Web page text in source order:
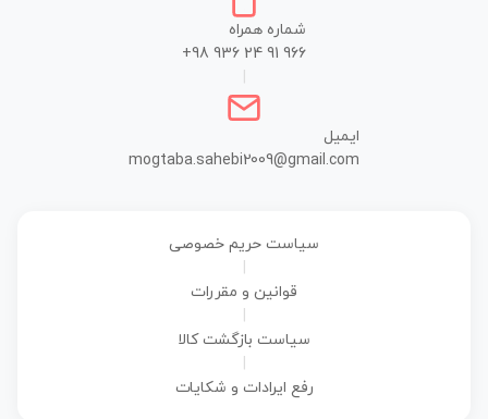
شماره همراه
+98 936 24 91 966
ایمیل
mogtaba.sahebi2009@gmail.com
سیاست حریم خصوصی
قوانین و مقررات
سیاست بازگشت کالا
رفع ایرادات و شکایات